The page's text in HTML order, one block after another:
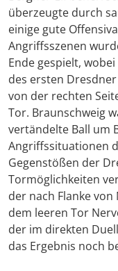
überzeugte durch
einige gute
Angriffsszenen
Ende gespielt,
des ersten
von der rechten
Tor. Braunschweig
vertändelte Ball um
Angriffssituationen
Gegenstößen der
Tormöglichkeiten
der nach Flanke
dem leeren Tor
der im direkten
das Ergebnis noch